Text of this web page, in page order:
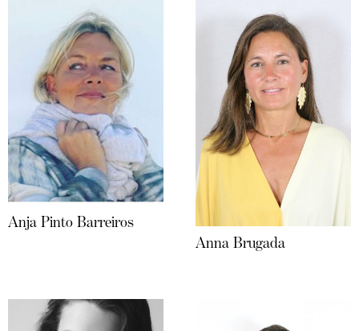
Anja Pinto Barreiros
Anna Brugada